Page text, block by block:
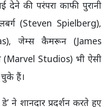
देने की परंपरा काफी पुरानी
(Steven Spielberg),
जेम्स कैमरून (James
(Marvel Studios) भी ऐसी
हैं।
ने शानदार प्रदर्शन करते हुए